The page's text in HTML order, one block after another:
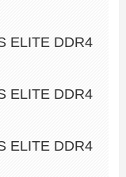
ELITE DDR4
ELITE DDR4
ELITE DDR4